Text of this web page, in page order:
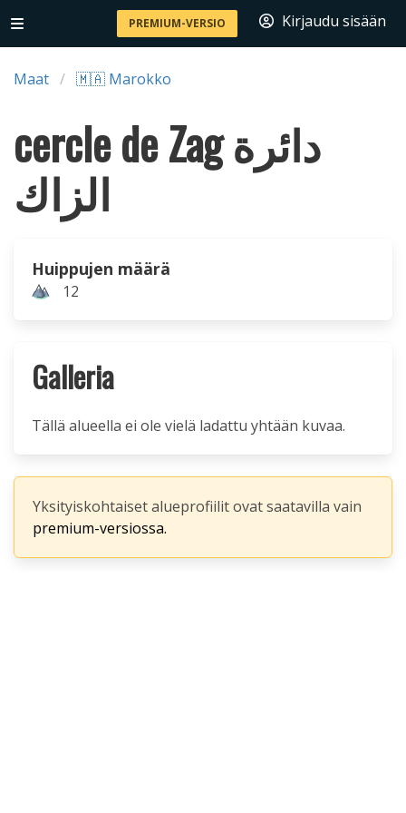
PREMIUM-VERSIO Kirjaudu sisään
Maat 🇲🇦 Marokko
cercle de Zag دائرة
الزاك
Huippujen määrä
12
Galleria
Tällä alueella ei ole vielä ladattu yhtään kuvaa.
Yksityiskohtaiset alueprofiilit ovat saatavilla vain
premium-versiossa.